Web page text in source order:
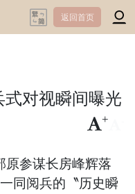
返回首页
对视瞬间曝光
+
参谋长房峰辉落
同阅兵的〝历史瞬